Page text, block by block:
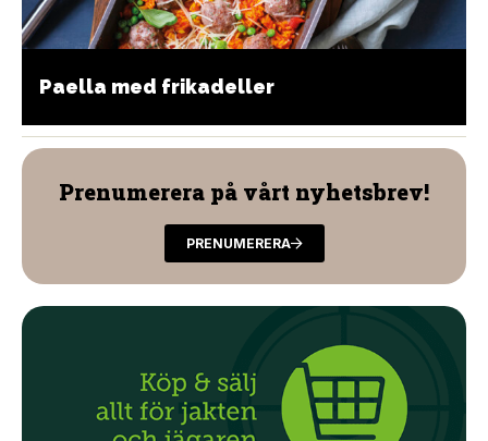
Paella med frikadeller
Prenumerera på vårt nyhetsbrev!
PRENUMERERA